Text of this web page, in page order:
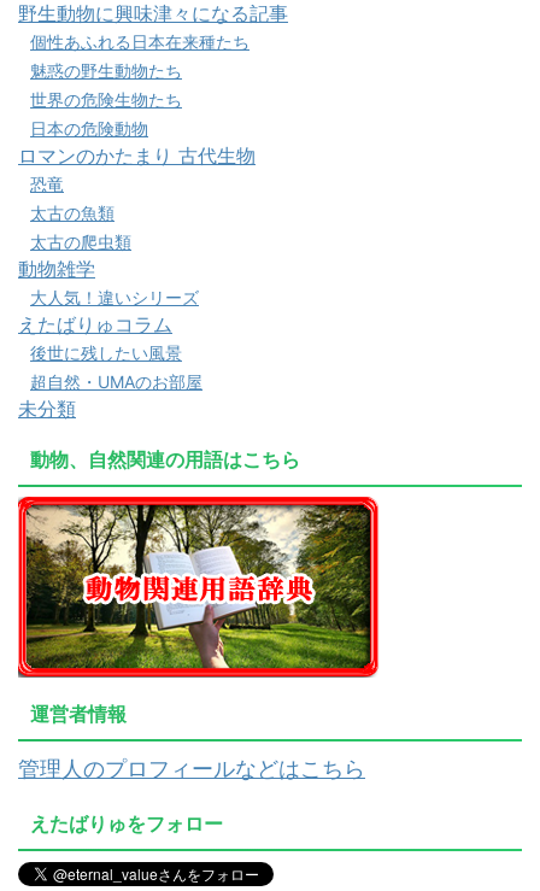
野生動物に興味津々になる記事
個性あふれる日本在来種たち
魅惑の野生動物たち
世界の危険生物たち
日本の危険動物
ロマンのかたまり 古代生物
恐竜
太古の魚類
太古の爬虫類
動物雑学
大人気！違いシリーズ
えたばりゅコラム
後世に残したい風景
超自然・UMAのお部屋
未分類
動物、自然関連の用語はこちら
運営者情報
管理人のプロフィールなどはこちら
えたばりゅをフォロー